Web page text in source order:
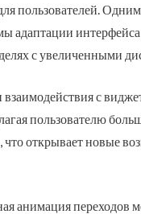
пользователей.
адаптации
с увеличенными
с
пользователю
открывает новые
анимация переходов